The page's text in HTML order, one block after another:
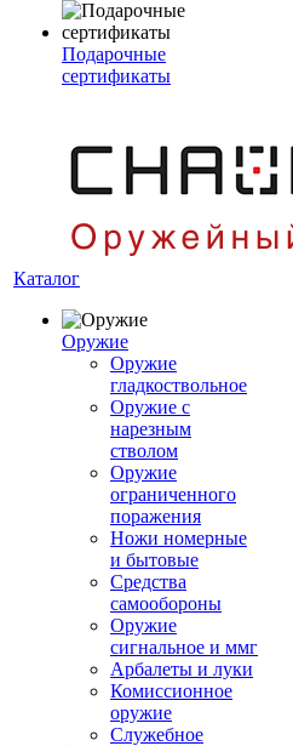
Подарочные
сертификаты
Каталог
Оружие
Оружие
гладкоствольное
Оружие с
нарезным
стволом
Оружие
ограниченного
поражения
Ножи номерные
и бытовые
Средства
самообороны
Оружие
сигнальное и ммг
Арбалеты и луки
Комиссионное
оружие
Служебное